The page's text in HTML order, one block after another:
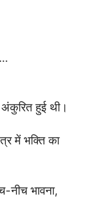
हुई थी।
में भक्ति का
नीच भावना,